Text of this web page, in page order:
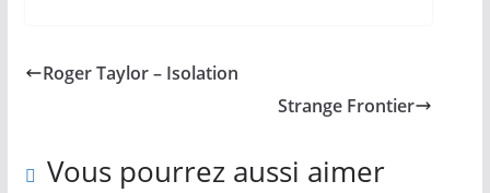
Roger Taylor – Isolation
Strange Frontier
Vous pourrez aussi aimer